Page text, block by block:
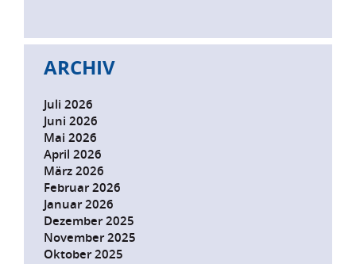
ARCHIV
Juli 2026
Juni 2026
Mai 2026
April 2026
März 2026
Februar 2026
Januar 2026
Dezember 2025
November 2025
Oktober 2025